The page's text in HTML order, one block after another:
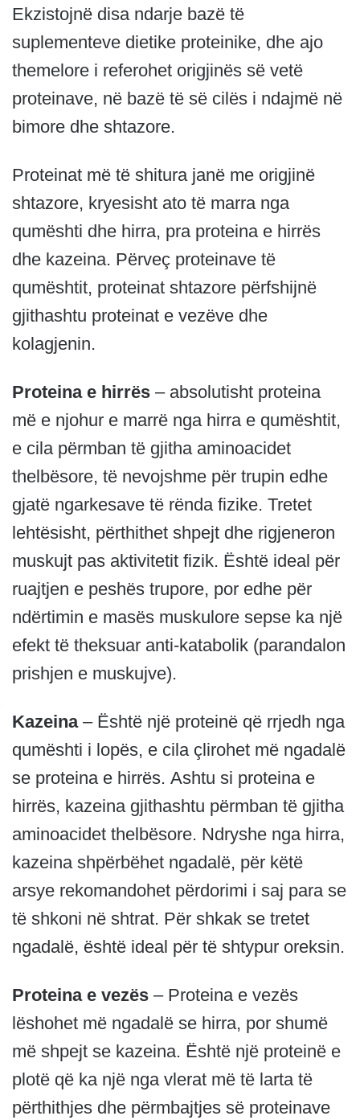
Ekzistojnë disa ndarje bazë të
suplementeve dietike proteinike, dhe ajo
themelore i referohet origjinës së vetë
proteinave, në bazë të së cilës i ndajmë në
bimore dhe shtazore.
Proteinat më të shitura janë me origjinë
shtazore, kryesisht ato të marra nga
qumështi dhe hirra, pra proteina e hirrës
dhe kazeina. Përveç proteinave të
qumështit, proteinat shtazore përfshijnë
gjithashtu proteinat e vezëve dhe
kolagjenin.
Proteina e hirrës – absolutisht proteina
më e njohur e marrë nga hirra e qumështit,
e cila përmban të gjitha aminoacidet
thelbësore, të nevojshme për trupin edhe
gjatë ngarkesave të rënda fizike. Tretet
lehtësisht, përthithet shpejt dhe rigjeneron
muskujt pas aktivitetit fizik. Është ideal për
ruajtjen e peshës trupore, por edhe për
ndërtimin e masës muskulore sepse ka një
efekt të theksuar anti-katabolik (parandalon
prishjen e muskujve).
Kazeina– Është një proteinë që rrjedh nga
qumështi i lopës, e cila çlirohet më ngadalë
se proteina e hirrës. Ashtu si proteina e
hirrës, kazeina gjithashtu përmban të gjitha
aminoacidet thelbësore. Ndryshe nga hirra,
kazeina shpërbëhet ngadalë, për këtë
arsye rekomandohet përdorimi i saj para se
të shkoni në shtrat. Për shkak se tretet
ngadalë, është ideal për të shtypur oreksin.
Proteina e vezës – Proteina e vezës
lëshohet më ngadalë se hirra, por shumë
më shpejt se kazeina. Është një proteinë e
plotë që ka një nga vlerat më të larta të
përthithjes dhe përmbajtjes së proteinave